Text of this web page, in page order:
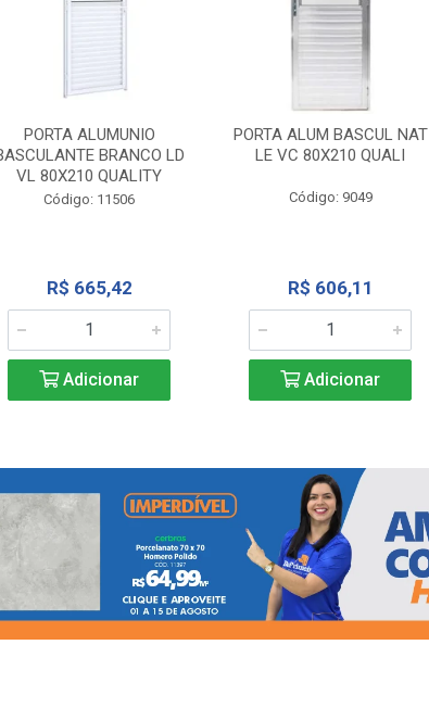
PORTA ALUMUNIO
BRANCO LD
VL 80X210 QUALITY
Código: 11506
R$ 665,42
Adicionar
PORTA ALUM BASCUL NAT
LE VC 80X210 QUALI
Código: 9049
R$ 606,11
Adicionar